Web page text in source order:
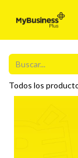
Todos los